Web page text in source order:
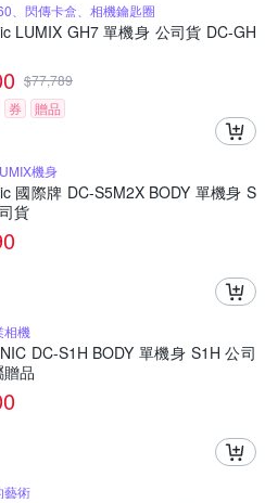
、閃傳卡盒、相機鑰匙圈
LUMIX GH7 單機身 公司貨 DC-GH
$77,789
券 贈品
機身
國際牌 DC-S5M2X BODY 單機身 S
貨
相機
DC-S1H BODY 單機身 S1H 公司
品
藝術